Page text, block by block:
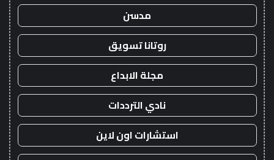
مدسن
روتانا تسويق
مجلة الابداع
نادي الترددات
استشارات اون لاين